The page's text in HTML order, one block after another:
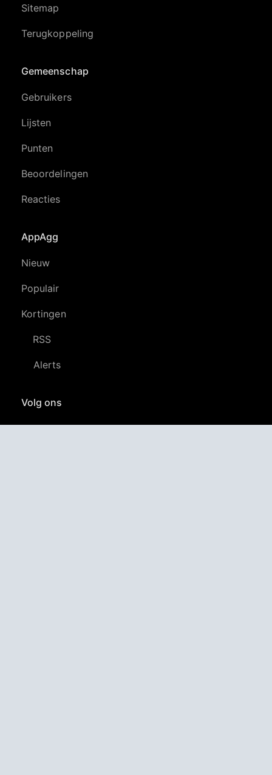
Sitemap
Terugkoppeling
Gemeenschap
Gebruikers
Lijsten
Punten
Beoordelingen
Reacties
AppAgg
Nieuw
Populair
Kortingen
RSS
Alerts
Volg ons
YouTube